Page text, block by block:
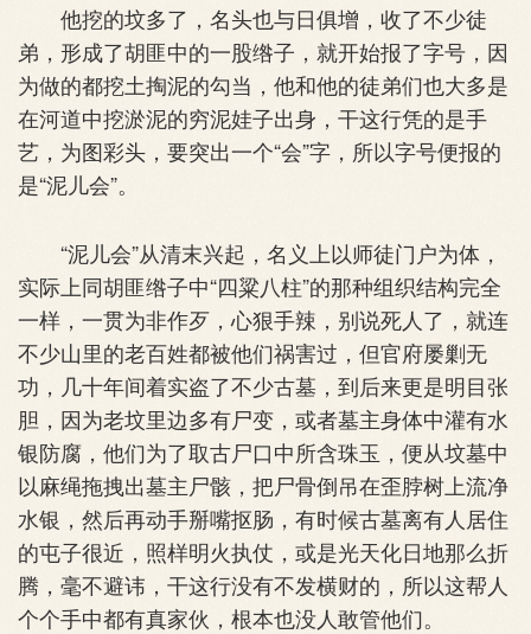
他挖的坟多了，名头也与日俱增，收了不少徒
弟，形成了胡匪中的一股绺子，就开始报了字号，因
为做的都挖土掏泥的勾当，他和他的徒弟们也大多是
在河道中挖淤泥的穷泥娃子出身，干这行凭的是手
艺，为图彩头，要突出一个“会”字，所以字号便报的
是“泥儿会”。
“泥儿会”从清末兴起，名义上以师徒门户为体，
实际上同胡匪绺子中“四粱八柱”的那种组织结构完全
一样，一贯为非作歹，心狠手辣，别说死人了，就连
不少山里的老百姓都被他们祸害过，但官府屡剿无
功，几十年间着实盗了不少古墓，到后来更是明目张
胆，因为老坟里边多有尸变，或者墓主身体中灌有水
银防腐，他们为了取古尸口中所含珠玉，便从坟墓中
以麻绳拖拽出墓主尸骸，把尸骨倒吊在歪脖树上流净
水银，然后再动手掰嘴抠肠，有时候古墓离有人居住
的屯子很近，照样明火执仗，或是光天化日地那么折
腾，毫不避讳，干这行没有不发横财的，所以这帮人
个个手中都有真家伙，根本也没人敢管他们。